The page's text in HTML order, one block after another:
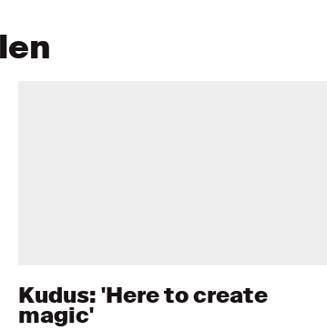
Kudus: 'Here to create
magic'